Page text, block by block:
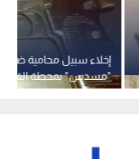
إخلاء سبيل محامية ضبط
"مسدس" بمحطة